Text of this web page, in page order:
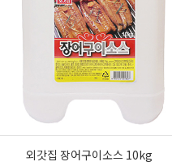
외갓집 장어구이소스 10kg